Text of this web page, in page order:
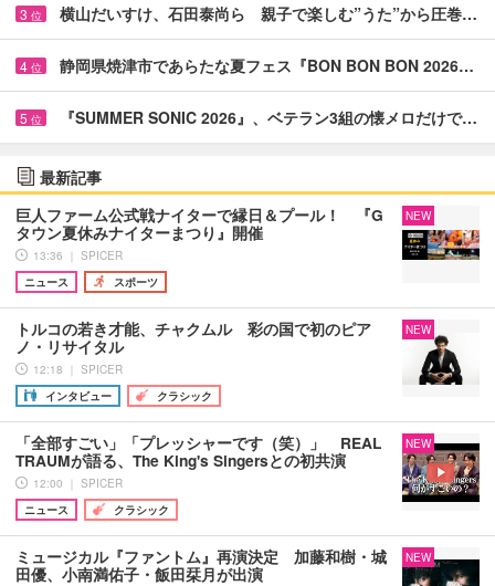
3 位 横山だいすけ、石田泰尚ら 親子で楽しむ”うた”から圧巻…
4 位 静岡県焼津市であらたな夏フェス『BON BON BON 2026…
5 位 『SUMMER SONIC 2026』、ベテラン3組の懐メロだけで…
最新記事
巨人ファーム公式戦ナイターで縁日＆プール！ 『G
タウン夏休みナイターまつり』開催
13:36 ｜ SPICER
ニュース
スポーツ
NEW
トルコの若き才能、チャクムル 彩の国で初のピア
ノ・リサイタル
12:18 ｜ SPICER
インタビュー
クラシック
NEW
「全部すごい」「プレッシャーです（笑）」 REAL
TRAUMが語る、The King's Singersとの初共演
12:00 ｜ SPICER
ニュース
クラシック
NEW
ミュージカル『ファントム』再演決定 加藤和樹・城
田優、小南満佑子・飯田栞月が出演
NEW